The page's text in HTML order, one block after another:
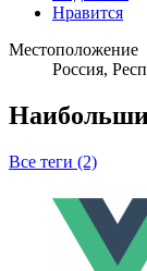
Нравится
Местоположение
Россия,
Все теги (2)